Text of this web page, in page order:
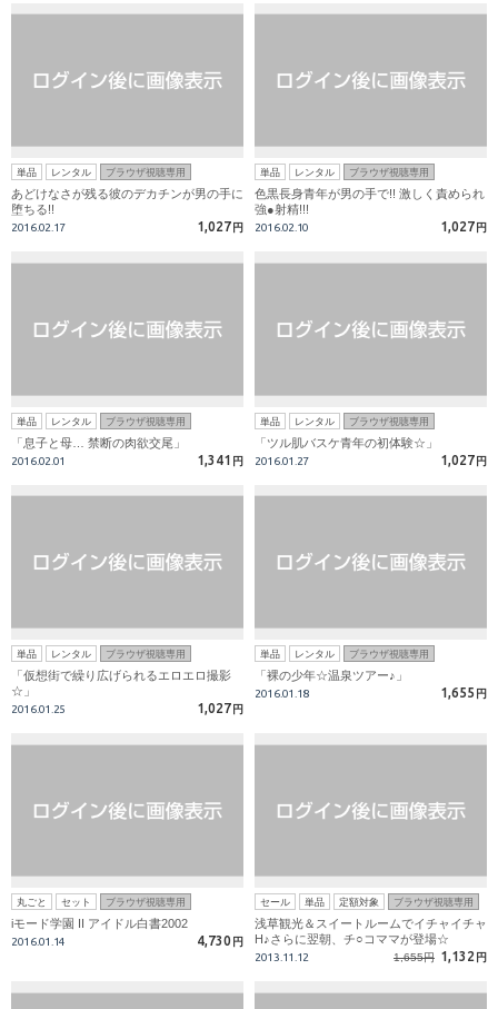
単品 レンタル ブラウザ視聴専用
あどけなさが残る彼のデカチンが男の手に
堕ちる!!
2016.02.17 1,027 円
単品 レンタル ブラウザ視聴専用
色黒長身青年が男の手で!! 激しく責められ
強●射精!!!
2016.02.10 1,027 円
単品 レンタル ブラウザ視聴専用
「息子と母… 禁断の肉欲交尾」
2016.02.01 1,341 円
単品 レンタル ブラウザ視聴専用
「ツル肌バスケ青年の初体験☆」
2016.01.27 1,027 円
単品 レンタル ブラウザ視聴専用
「仮想街で繰り広げられるエロエロ撮影
☆」
2016.01.25 1,027 円
単品 レンタル ブラウザ視聴専用
「裸の少年☆温泉ツアー♪」
2016.01.18 1,655 円
丸ごと セット ブラウザ視聴専用
iモード学園 II アイドル白書2002
2016.01.14 4,730 円
セール 単品 定額対象 ブラウザ視聴専用
浅草観光＆スイートルームでイチャイチャ
H♪さらに翌朝、チ○コママが登場☆
2013.11.12 1,655円 1,132 円